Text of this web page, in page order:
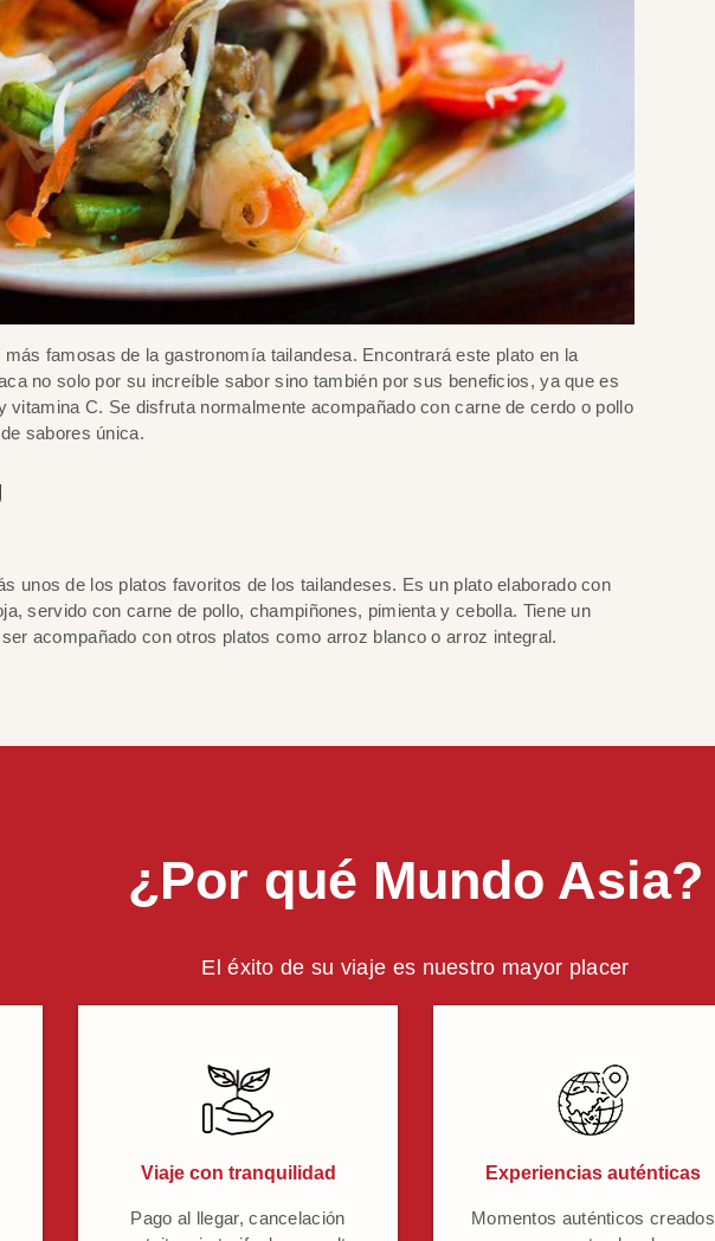
famosas de la gastronomía tailandesa. Encontrará este plato en la
no solo por su increíble sabor sino también por sus beneficios, ya que es
vitamina C. Se disfruta normalmente acompañado con carne de cerdo o pollo
sabores única.
unos de los platos favoritos de los tailandeses. Es un plato elaborado con
servido con carne de pollo, champiñones, pimienta y cebolla. Tiene un
acompañado con otros platos como arroz blanco o arroz integral.
¿Por qué Mundo Asia?
El éxito de su viaje es nuestro mayor placer
Viaje con tranquilidad
Pago al llegar, cancelación
Experiencias auténticas
Momentos auténticos creados